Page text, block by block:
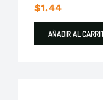
$1.44
AÑADIR AL